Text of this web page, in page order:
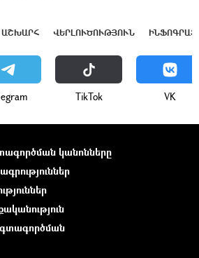
ԱՇԽԱՐՀ ՎԵՐԼՈՒԾՈՒԹՅՈՒՆ
ТikТоk VK
կանոնները